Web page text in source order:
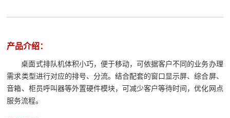
产品介绍：
桌面式排队机体积小巧，便于移动，可依据客户不同的业务办理
需求类型进行对应的排号、分流。结合配套的窗口显示屏、综合屏、
音箱、柜员呼叫器等外置硬件模块，可减少客户等待时间，优化网点
服务流程。